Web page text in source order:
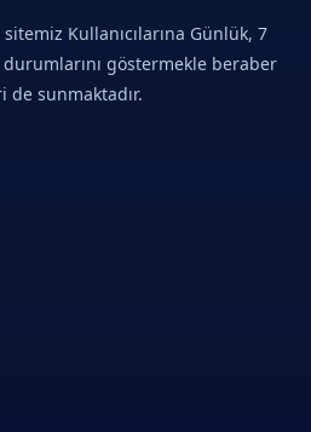
Kullanıcılarına Günlük, 7
göstermekle beraber
de sunmaktadır.